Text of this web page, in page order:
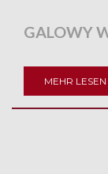
GALOWY
MEHR LESEN